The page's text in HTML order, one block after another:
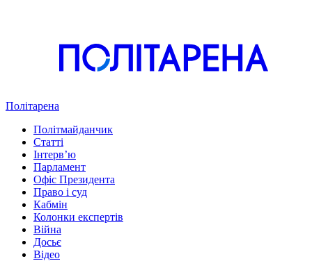
Політарена
Політмайданчик
Статті
Інтервʼю
Парламент
Офіс Президента
Право і суд
Кабмін
Колонки експертів
Війна
Досьє
Відео